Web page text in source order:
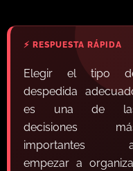
Elegir el tipo
despedida
es una de
decisiones
importantes
empezar a